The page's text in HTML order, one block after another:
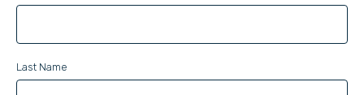
Website
Last Name